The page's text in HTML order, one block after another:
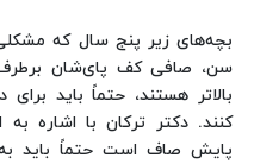
بچه‌های زیر پنج سال که مشکلی
سن، صافی کف پای‌شان
بالاتر هستند، حتماً باید
کنند. دکتر ترکان با اشاره
پایش صاف است حتماً باید